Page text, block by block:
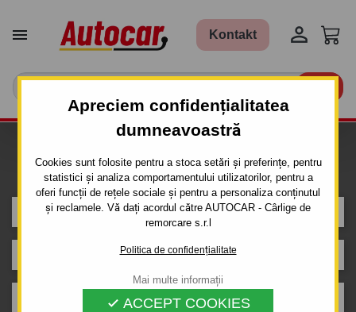
Apreciem confidențialitatea
dumneavoastră
Cookies sunt folosite pentru a stoca setări și preferințe, pentru
statistici și analiza comportamentului utilizatorilor, pentru a
oferi funcții de rețele sociale și pentru a personaliza conținutul
și reclamele. Vă dați acordul către AUTOCAR - Cârlige de
remorcare s.r.l
Politica de confidențialitate
 ACCEPT COOKIES
Mai multe informații
 Kontakt 
mașina
AUDI